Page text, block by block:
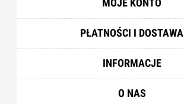
MOJE KONTO
PŁATNOŚCI I DOSTAWA
INFORMACJE
O NAS